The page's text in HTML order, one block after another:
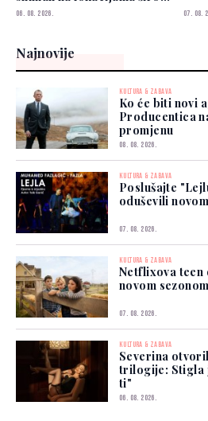
svijeta
06. 08. 2026. 07. 08.
Najnovije
KULTURA & ZABAVA
Ko će biti novi
Producentica
promjenu
08. 08. 2026.
KULTURA & ZABAVA
Poslušajte
oduševili
07. 08. 2026.
KULTURA & ZABAVA
Netflixova teen
novom sezonom
07. 08. 2026.
KULTURA & ZABAVA
Severina
trilogije: Stigla
ti"
06. 08. 2026.